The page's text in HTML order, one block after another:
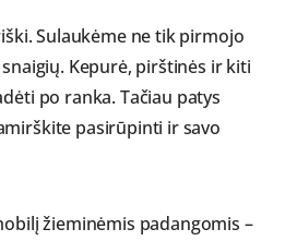
Sulaukėme ne tik pirmojo
Kepurė, pirštinės ir kiti
po ranka. Tačiau patys
pasirūpinti ir savo
žieminėmis padangomis –